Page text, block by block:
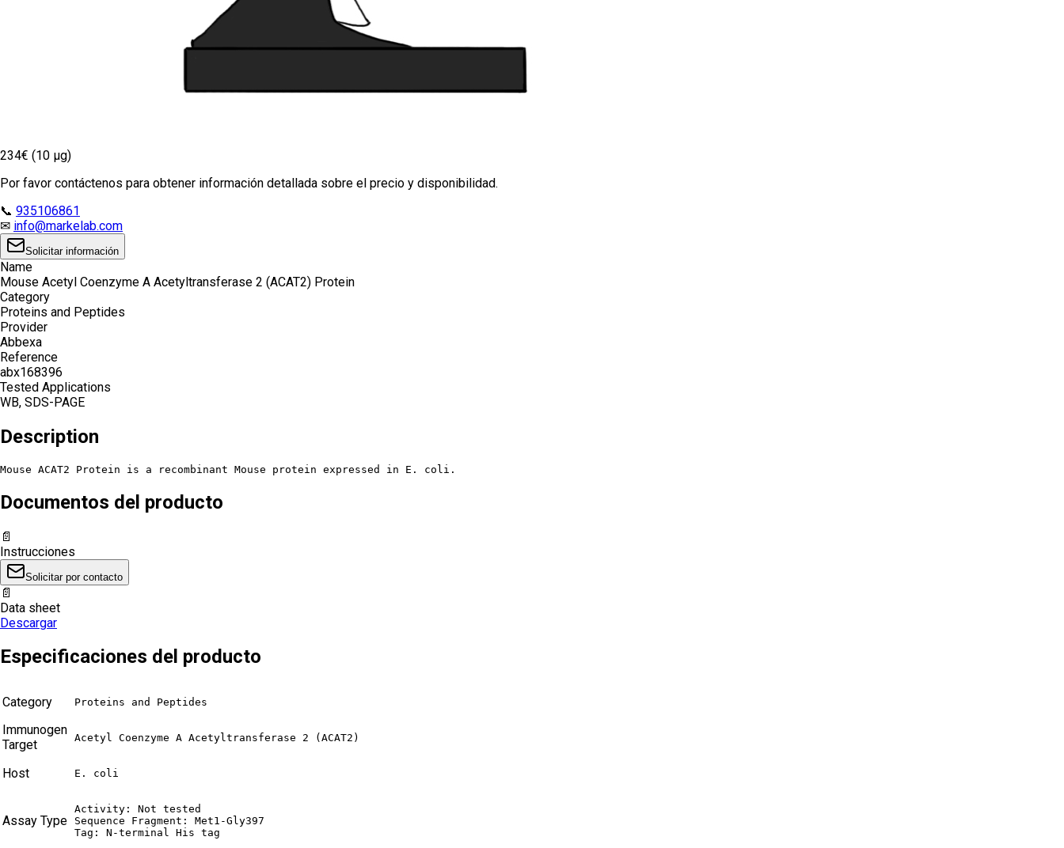
234€ (10 µg)
Por favor contáctenos para obtener información detallada sobre el precio y disponibilidad.
📞 935106861
✉ info@markelab.com
Solicitar información
Name
Mouse Acetyl Coenzyme A Acetyltransferase 2 (ACAT2) Protein
Category
Proteins and Peptides
Provider
Abbexa
Reference
abx168396
Tested Applications
WB, SDS-PAGE
Description
Mouse ACAT2 Protein is a recombinant Mouse protein expressed in E. coli.
Documentos del producto
📄
Instrucciones
Solicitar por contacto
📄
Data sheet
Descargar
Especificaciones del producto
Category Proteins and Peptides
Immunogen
Target
Acetyl Coenzyme A Acetyltransferase 2 (ACAT2)
Host E. coli
Assay Type
Activity: Not tested
Sequence Fragment: Met1-Gly397
Tag: N-terminal His tag